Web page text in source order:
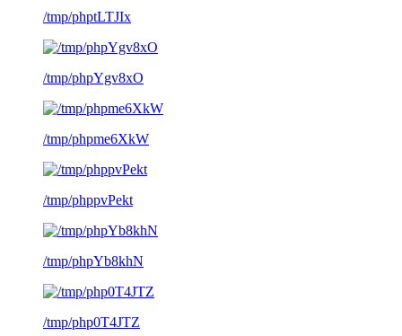
/tmp/phptLTJIx
/tmp/phpYgv8xO
/tmp/phpme6XkW
/tmp/phppvPekt
/tmp/phpYb8khN
/tmp/php0T4JTZ